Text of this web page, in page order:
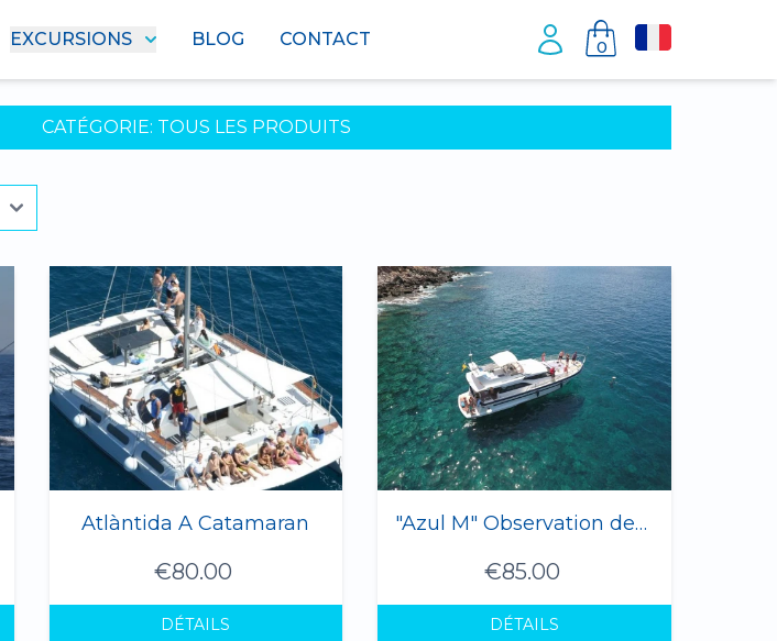
EXCURSIONS BLOG CONTACT 0
CATÉGORIE: TOUS LES PRODUITS
Atlàntida A Catamaran
€80.00
DÉTAILS
"Azul M" Observation des dauphins et des baleines en yacht (12 personnes max.)
€85.00
DÉTAILS